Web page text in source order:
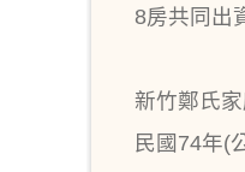
8房共同出
新竹鄭氏
民國74年(